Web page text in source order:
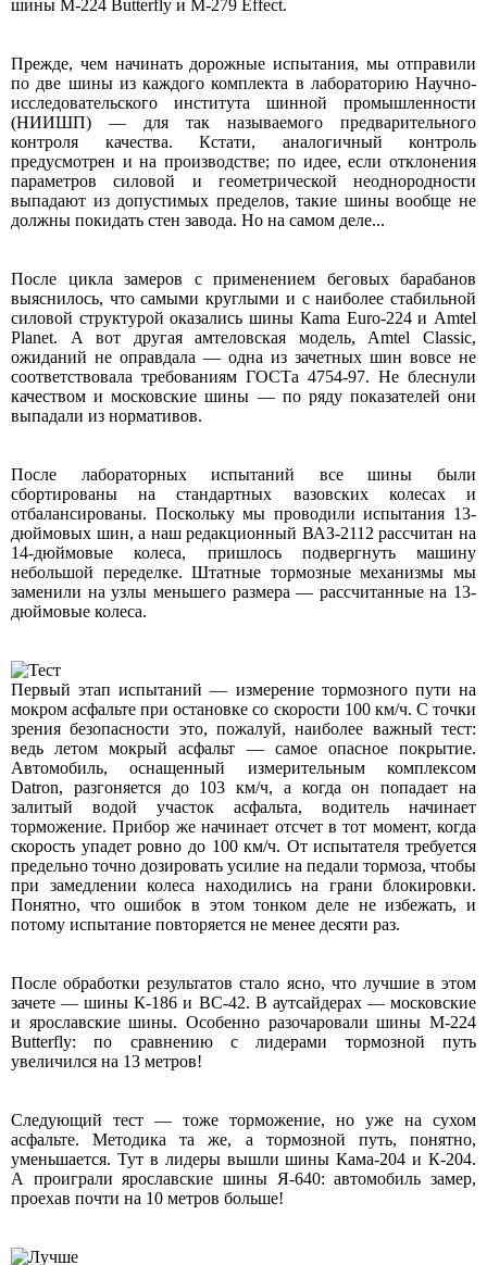
шины M-224 Butterfly и M-279 Effect.
Прежде, чем начинать дорожные испытания, мы отправили
по две шины из каждого комплекта в лабораторию Научно-
исследовательского института шинной промышленности
(НИИШП) — для так называемого предварительного
контроля качества. Кстати, аналогичный контроль
предусмотрен и на производстве; по идее, если отклонения
параметров силовой и геометрической неоднородности
выпадают из допустимых пределов, такие шины вообще не
должны покидать стен завода. Но на самом деле...
После цикла замеров с применением беговых барабанов
выяснилось, что самыми круглыми и с наиболее стабильной
силовой структурой оказались шины Каmа Euro-224 и Amtel
Planet. А вот другая амтеловская модель, Amtel Classic,
ожиданий не оправдала — одна из зачетных шин вовсе не
соответствовала требованиям ГОСТа 4754-97. Не блеснули
качеством и московские шины — по ряду показателей они
выпадали из нормативов.
После лабораторных испытаний все шины были
сбортированы на стандартных вазовских колесах и
отбалансированы. Поскольку мы проводили испытания 13-
дюймовых шин, а наш редакционный ВАЗ-2112 рассчитан на
14-дюймовые колеса, пришлось подвергнуть машину
небольшой переделке. Штатные тормозные механизмы мы
заменили на узлы меньшего размера — рассчитанные на 13-
дюймовые колеса.
Первый этап испытаний — измерение тормозного пути на
мокром асфальте при остановке со скорости 100 км/ч. С точки
зрения безопасности это, пожалуй, наиболее важный тест:
ведь летом мокрый асфальт — самое опасное покрытие.
Автомобиль, оснащенный измерительным комплексом
Datron, разгоняется до 103 км/ч, а когда он попадает на
залитый водой участок асфальта, водитель начинает
торможение. Прибор же начинает отсчет в тот момент, когда
скорость упадет ровно до 100 км/ч. От испытателя требуется
предельно точно дозировать усилие на педали тормоза, чтобы
при замедлении колеса находились на грани блокировки.
Понятно, что ошибок в этом тонком деле не избежать, и
потому испытание повторяется не менее десяти раз.
После обработки результатов стало ясно, что лучшие в этом
зачете — шины К-186 и BC-42. В аутсайдерах — московские
и ярославские шины. Особенно разочаровали шины M-224
Butterfly: по сравнению с лидерами тормозной путь
увеличился на 13 метров!
Следующий тест — тоже торможение, но уже на сухом
асфальте. Методика та же, а тормозной путь, понятно,
уменьшается. Тут в лидеры вышли шины Кама-204 и К-204.
А проиграли ярославские шины Я-640: автомобиль замер,
проехав почти на 10 метров больше!